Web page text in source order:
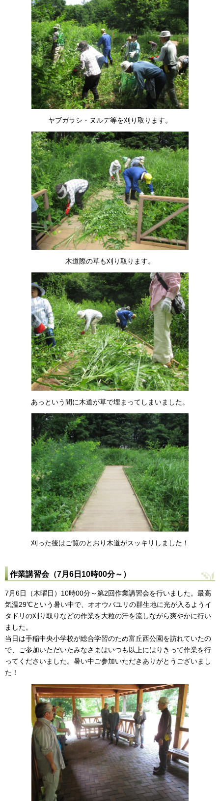
ヤブガラシ・ヌルデ等を刈り取ります。
木道際の草も刈り取ります。
あっという間に木道が草で埋まってしまいました。
刈った後はご覧のとおり木道がスッキリしました！
作業講習会（7月6日10時00分～）
7月6日（木曜日）10時00分～第2回作業講習会を行いました。最高
気温29℃という暑い中で、オオウバユリの群生地に光が入るようイ
タドリの刈り取りなどの作業を大粒の汗を流しながら爽やかに行い
ました。
当日は手稲中央小学校が総合学習のため富丘西公園を訪れていたの
で、ご参加いただいたみなさまはいつも以上にはりきって作業を行
ってくださいました。暑い中ご参加いただきありがとうございまし
た！